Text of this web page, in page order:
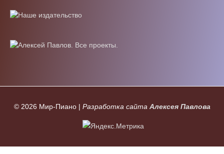
© 2026 Мир-Пиано| Разработка сайта Алексея Павлова